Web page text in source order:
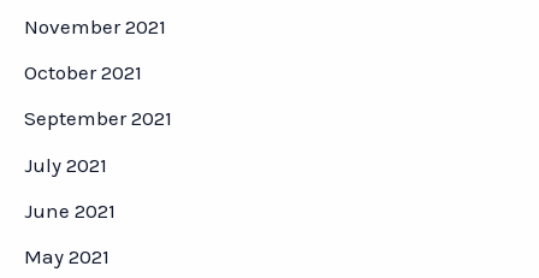
November 2021
October 2021
September 2021
July 2021
June 2021
May 2021